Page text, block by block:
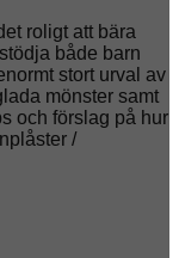
roligt att bära
både barn
stort urval av
mönster samt
och förslag på hur
/